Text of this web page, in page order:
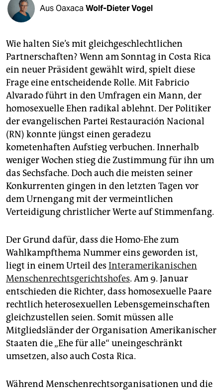
fragen & hilfe
abo
genossenschaft
epaper login
Aus Oaxaca Wolf-Dieter Vogel
Wie halten Sie’s mit gleichgeschlechtlichen
Partnerschaften? Wenn am Sonntag in Costa Rica
ein neuer Präsident gewählt wird, spielt diese
Frage eine entscheidende Rolle. Mit Fabricio
Alvarado führt in den Umfragen ein Mann, der
homosexuelle Ehen radikal ablehnt. Der Politiker
der evangelischen Partei Restauración Nacional
(RN) konnte jüngst einen geradezu
kometenhaften Aufstieg verbuchen. Innerhalb
weniger Wochen stieg die Zustimmung für ihn um
das Sechsfache. Doch auch die meisten seiner
Konkurrenten gingen in den letzten Tagen vor
dem Urnengang mit der vermeintlichen
Verteidigung christlicher Werte auf Stimmenfang.
Der Grund dafür, dass die Homo-Ehe zum
Wahlkampf­thema Nummer eins geworden ist,
liegt in einem Urteil des Interamerikanischen
Menschenrechtsgerichtshofes. Am 9. Januar
entschieden die Richter, dass homosexuelle Paare
rechtlich heterosexuellen Lebensgemeinschaften
gleichzustellen seien. Somit müssen alle
Mitgliedsländer der Organisation Amerikanischer
Staaten die „Ehe für alle“ uneingeschränkt
umsetzen, also auch Costa Rica.
Während Menschenrechtsorganisationen und die